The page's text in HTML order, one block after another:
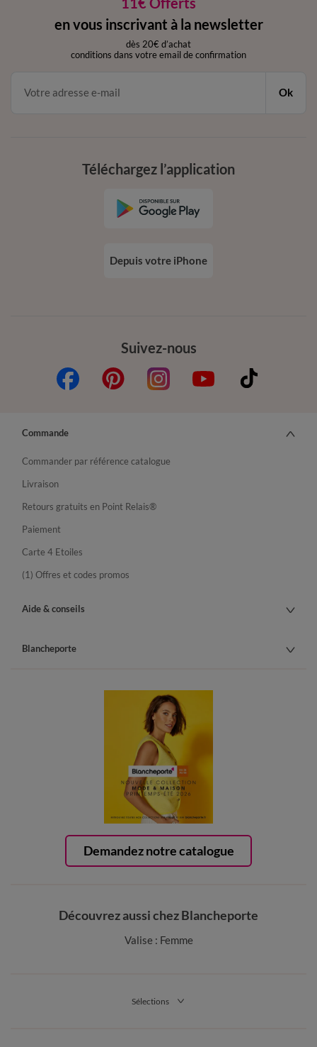
en vous inscrivant à la newsletter
dès 20€ d’achat
conditions dans votre email de confirmation
Ok
Suivez-nous
Téléchargez l’application
Depuis votre iPhone
Demandez notre catalogue
Commande
Commander par référence catalogue
Livraison
Retours gratuits en Point Relais®
Paiement
Carte 4 Etoiles
(1) Offres et codes promos
Aide & conseils
Blancheporte
Découvrez aussi chez Blancheporte
Valise : Femme
Sélections